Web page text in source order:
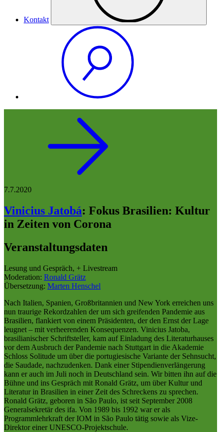
Kontakt
7.7.2020
Vinicius Jatobá: Fokus Brasilien: Kultur
in Zeiten von Corona
Veranstaltungsdaten
Lesung und Gespräch, + Livestream
Moderation: Ronald Grätz
Übersetzung: Marten Henschel
Nach Italien, Spanien, Großbritannien und New York erreichen uns
nun traurige Rekordzahlen der um sich greifenden Pandemie aus
Brasilien, flankiert von einem Präsidenten, der den Ernst der Lage
leugnet – mit verheerenden Konsequenzen. Vinicius Jatoba,
brasilianischer Schriftsteller, kam auf Einladung des Literaturhauses
vor dem Ausbruch der Pandemie nach Stuttgart in die Akademie
Schloss Solitude um über die portugiesische Variante der Sehnsucht,
die Saudade, nachzudenken. Dank einer Stipendienverlängerung
kann er auch im Juli noch in Deutschland sein. Wir bitten ihn auf die
Bühne und ins Gespräch mit Ronald Grätz, um über Kultur und
Literatur in Brasilien in einer Zeit des Schreckens zu sprechen.
Ronald Grätz, geboren in São Paulo, ist seit September 2008
Generalsekretär des ifa. Von 1989 bis 1992 war er als
Programmlehrkraft der IOM in São Paulo tätig sowie als Vize-
Direktor einer UNESCO-Projektschule.